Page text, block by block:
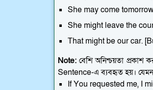
She may come
She might leave the
That might be our car.
Note: বেশি অনিশ্চয়তা
Sentence-এ ব্যবহৃত হয়।
If You requested me, I